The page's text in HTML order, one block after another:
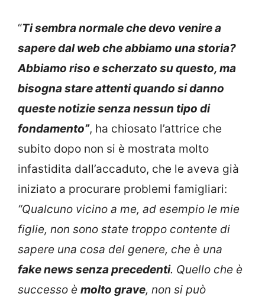
“Ti sembra normale che devo venire a
sapere dal web che abbiamo una storia?
Abbiamo riso e scherzato su questo, ma
bisogna stare attenti quando si danno
queste notizie senza nessun tipo di
fondamento”, ha chiosato l’attrice che
subito dopo non si è mostrata molto
infastidita dall’accaduto, che le aveva già
iniziato a procurare problemi famigliari:
“Qualcuno vicino a me, ad esempio le mie
figlie, non sono state troppo contente di
sapere una cosa del genere, che è una
fake news senza precedenti. Quello che è
successo è molto grave, non si può